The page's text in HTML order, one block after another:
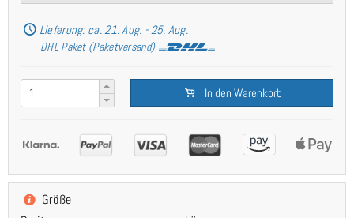
Lieferung: ca. 21. Aug. - 25. Aug.
DHL Paket (Paketversand)
In den Warenkorb
Größe